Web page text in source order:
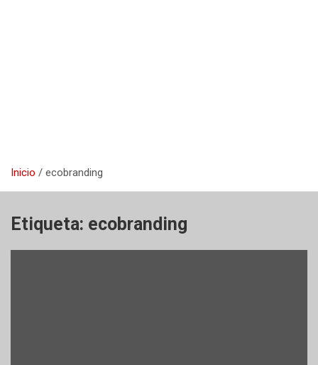
Inicio ecobranding
Etiqueta: ecobranding